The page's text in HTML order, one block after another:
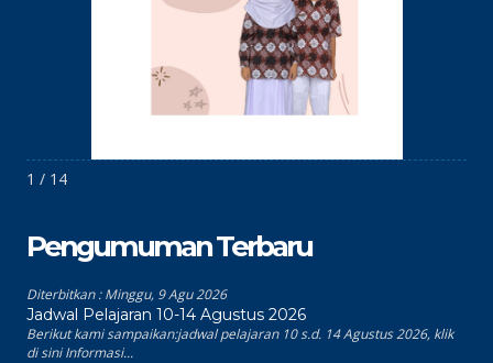
1 / 14
Pengumuman Terbaru
Diterbitkan :Minggu, 9 Agu 2026
Jadwal Pelajaran 10-14 Agustus 2026
Berikut kami sampaikan:jadwal pelajaran 10 s.d. 14 Agustus 2026, klik
di sini Informasi...